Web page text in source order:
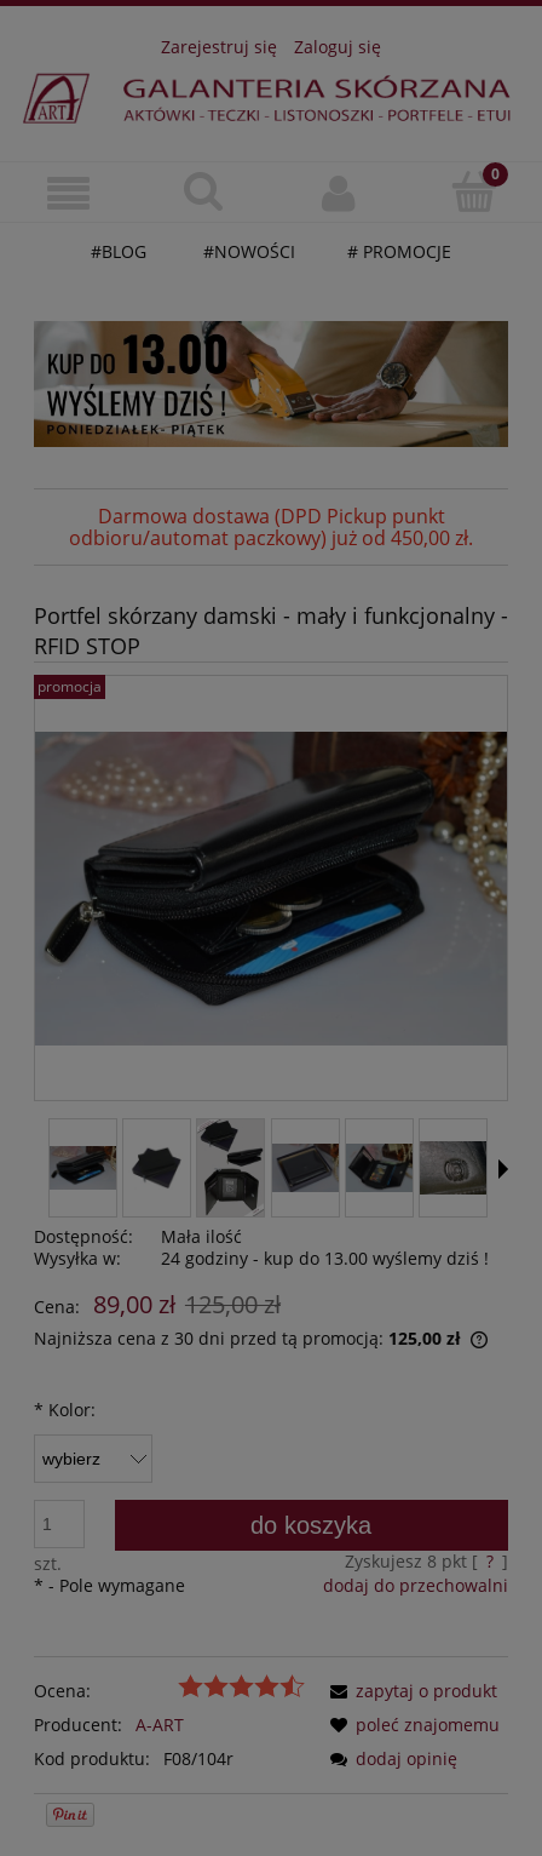
Zarejestruj się Zaloguj się
#BLOG #NOWOŚCI # PROMOCJE
Darmowa dostawa (DPD Pickup punkt
odbioru/automat paczkowy) już od 450,00 zł.
Portfel skórzany damski - mały i funkcjonalny -
RFID STOP
promocja
Dostępność:
Mała ilość
Wysyłka w:
24 godziny - kup do 13.00 wyślemy dziś !
Cena: 89,00 zł 125,00 zł
Najniższa cena z 30 dni przed tą promocją: 125,00 zł
* Kolor:
szt.
do koszyka
Zyskujesz 8 pkt [ ? ]
dodaj do przechowalni
* - Pole wymagane
Ocena:
Producent:
A-ART
Kod produktu:
F08/104r
zapytaj o produkt
poleć znajomemu
dodaj opinię